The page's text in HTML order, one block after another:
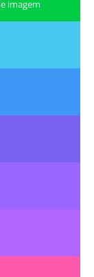
imagem